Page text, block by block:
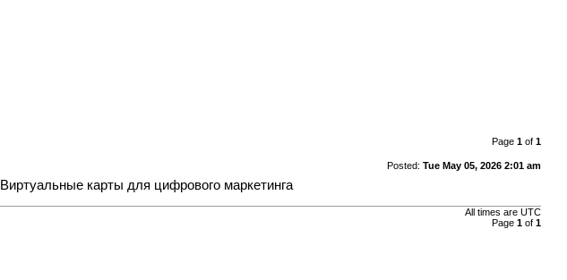
Page 1of 1
Posted: Tue May 05, 2026 2:01 am
Виртуальные карты для цифрового маркетинга
All times are UTC
Page 1of 1